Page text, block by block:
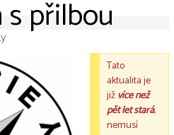
přilbou
Tato
aktualita je
jižvíce než
pět let stará,
nemusí